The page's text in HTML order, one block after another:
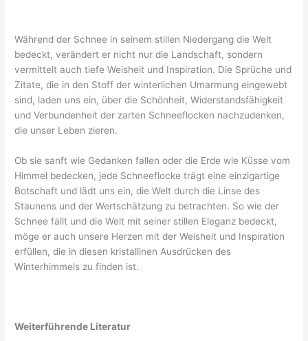
Während der Schnee in seinem stillen Niedergang die Welt
bedeckt, verändert er nicht nur die Landschaft, sondern
vermittelt auch tiefe Weisheit und Inspiration. Die Sprüche und
Zitate, die in den Stoff der winterlichen Umarmung eingewebt
sind, laden uns ein, über die Schönheit, Widerstandsfähigkeit
und Verbundenheit der zarten Schneeflocken nachzudenken,
die unser Leben zieren.
Ob sie sanft wie Gedanken fallen oder die Erde wie Küsse vom
Himmel bedecken, jede Schneeflocke trägt eine einzigartige
Botschaft und lädt uns ein, die Welt durch die Linse des
Staunens und der Wertschätzung zu betrachten. So wie der
Schnee fällt und die Welt mit seiner stillen Eleganz bedeckt,
möge er auch unsere Herzen mit der Weisheit und Inspiration
erfüllen, die in diesen kristallinen Ausdrücken des
Winterhimmels zu finden ist.
Weiterführende Literatur